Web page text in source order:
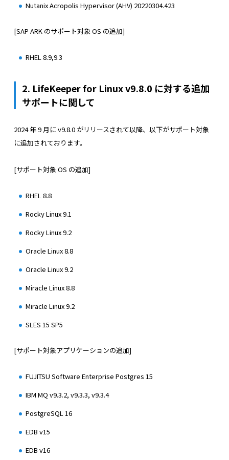
Nutanix Acropolis Hypervisor (AHV) 20220304.423
[SAP ARK のサポート対象 OS の追加]
RHEL 8.9,9.3
2. LifeKeeper for Linux v9.8.0 に対する追加
サポートに関して
2024 年 9 月に v9.8.0 がリリースされて以降、以下がサポート対象
に追加されております。
[サポート対象 OS の追加]
RHEL 8.8
Rocky Linux 9.1
Rocky Linux 9.2
Oracle Linux 8.8
Oracle Linux 9.2
Miracle Linux 8.8
Miracle Linux 9.2
SLES 15 SP5
[サポート対象アプリケーションの追加]
FUJITSU Software Enterprise Postgres 15
IBM MQ v9.3.2, v9.3.3, v9.3.4
PostgreSQL 16
EDB v15
EDB v16